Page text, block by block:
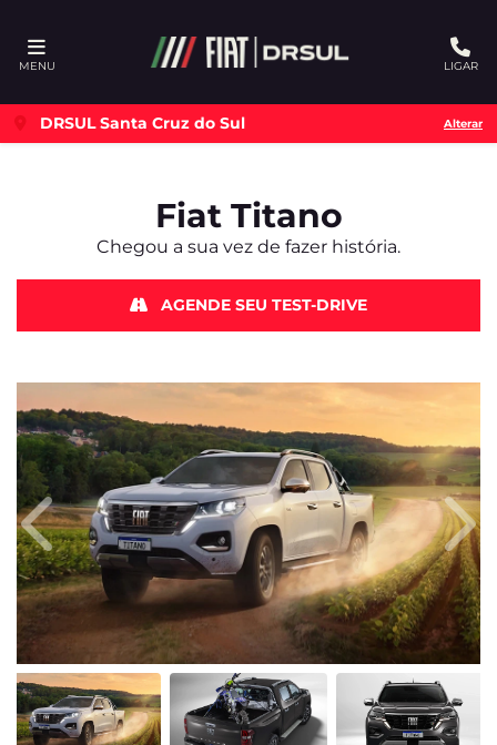
MENU LIGAR
DRSUL Santa Cruz do Sul Alterar
FiatTitano
Chegou a sua vez de fazer história.
AGENDE SEU TEST-DRIVE
Anterior